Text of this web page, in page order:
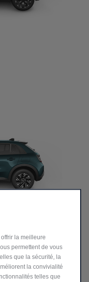
la meilleure
permettent de vous
que la sécurité, la
la convivialité
telles que